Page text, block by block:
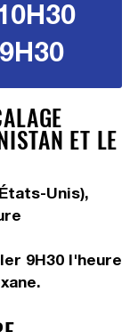
ET LE
Unis),
9H30 l'heure